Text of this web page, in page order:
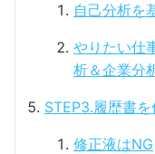
自己分析を
やりたい仕
析＆企業分
STEP3.履歴書を
修正液はNG